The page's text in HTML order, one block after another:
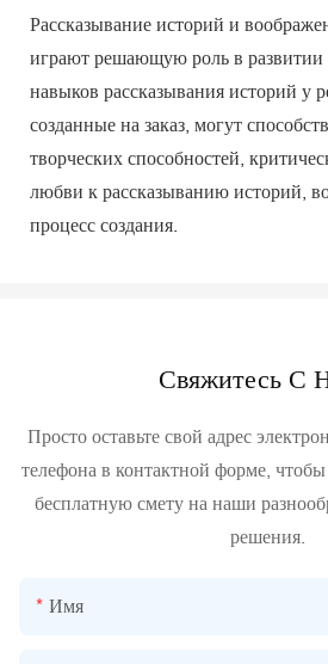
Рассказывание историй и
играют решающую роль в развитии
навыков рассказывания историй у
созданные на заказ, могут
творческих способностей,
любви к рассказыванию историй,
процесс создания.
Свяжитесь С
Просто оставьте свой адрес
телефона в контактной форме,
бесплатную смету на наши
решения.
Имя